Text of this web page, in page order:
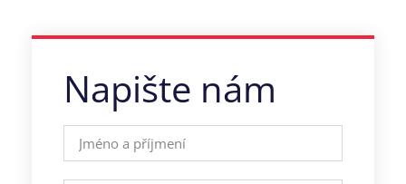
Napište nám